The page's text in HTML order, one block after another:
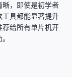
，即使是初学者
具都能显著提升
给所有单片机开